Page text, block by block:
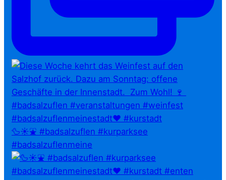
🦆☀️⛲ #badsalzuflen #kurparksee
#badsalzuflenmeine